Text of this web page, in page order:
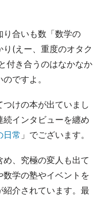
り合いも数「数学の
(えー、重度のオタク
付き合うのはなかなか
ですよ。
けの本が出ていまし
インタビューを纏め
日常 」でございます。
、究極の変人も出て
数学の塾やイベントを
紹介されています。最